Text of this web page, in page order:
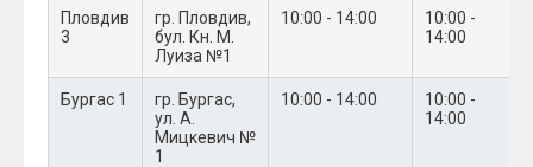
Пловдив
3
гр. Пловдив,
бул. Кн. М.
Луиза №1
10:00 - 14:00
10:00 -
14:00
Бургас 1
гр. Бургас,
ул. А.
Мицкевич №
1
10:00 - 14:00
10:00 -
14:00